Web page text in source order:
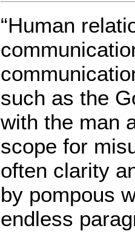
“Human
such as the
with the man
scope for
often clarity
by pompous
endless